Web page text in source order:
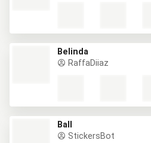
Belinda
RaffaDiiaz
Ball
StickersBot